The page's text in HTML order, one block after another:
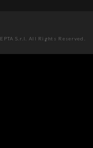
S.r.l. All Rights Reserved.